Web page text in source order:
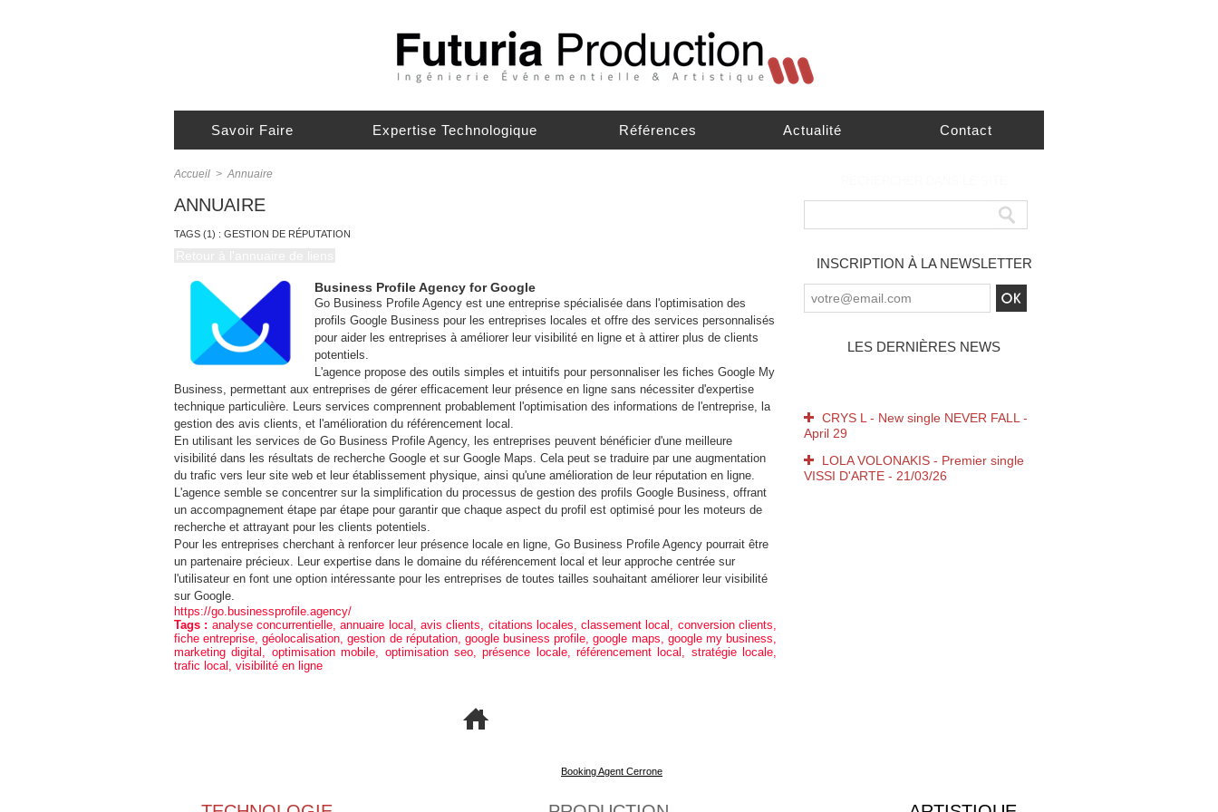
Savoir Faire Expertise Technologique Références Actualité Contact
Accueil > Annuaire
ANNUAIRE
TAGS (1) : GESTION DE RÉPUTATION
Business Profile Agency for Google
Go Business Profile Agency est une entreprise spécialisée dans l'optimisation des
profils Google Business pour les entreprises locales et offre des services personnalisés
pour aider les entreprises à améliorer leur visibilité en ligne et à attirer plus de clients
potentiels.
L'agence propose des outils simples et intuitifs pour personnaliser les fiches Google My
Business, permettant aux entreprises de gérer efficacement leur présence en ligne sans nécessiter d'expertise
technique particulière. Leurs services comprennent probablement l'optimisation des informations de l'entreprise, la
gestion des avis clients, et l'amélioration du référencement local.
En utilisant les services de Go Business Profile Agency, les entreprises peuvent bénéficier d'une meilleure
visibilité dans les résultats de recherche Google et sur Google Maps. Cela peut se traduire par une augmentation
du trafic vers leur site web et leur établissement physique, ainsi qu'une amélioration de leur réputation en ligne.
L'agence semble se concentrer sur la simplification du processus de gestion des profils Google Business, offrant
un accompagnement étape par étape pour garantir que chaque aspect du profil est optimisé pour les moteurs de
recherche et attrayant pour les clients potentiels.
Pour les entreprises cherchant à renforcer leur présence locale en ligne, Go Business Profile Agency pourrait être
un partenaire précieux. Leur expertise dans le domaine du référencement local et leur approche centrée sur
l'utilisateur en font une option intéressante pour les entreprises de toutes tailles souhaitant améliorer leur visibilité
sur Google.
https://go.businessprofile.agency/
Tags : analyse concurrentielle, annuaire local , avis clients, citations locales, classement local , conversion clients,
fiche entreprise, géolocalisation, gestion de réputation, google business profile, google maps, google my business,
marketing digital , optimisation mobile, optimisation seo, présence locale, référencement local , stratégie locale,
trafic local , visibilité en ligne
INSCRIPTION À LA NEWSLETTER
LES DERNIÈRES NEWS
CRYS L - New single NEVER FALL -
April 29
LOLA VOLONAKIS - Premier single
VISSI D'ARTE - 21/03/26
Booking Agent Cerrone